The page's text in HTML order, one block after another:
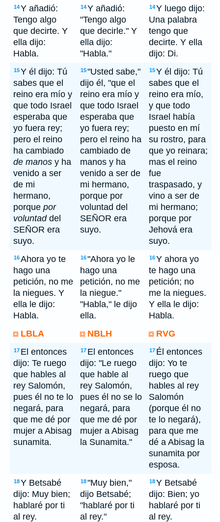
14Y añadió:
Tengo algo
que decirte. Y
ella dijo:
Habla.
14Y añadió:
"Tengo algo
que decirle." Y
ella dijo:
"Habla."
14Y luego dijo:
Una palabra
tengo que
decirte. Y ella
dijo: Di.
15Y él dijo: Tú
sabes que el
reino era mío y
que todo Israel
esperaba que
yo fuera rey;
pero el reino
ha cambiado
de manos y ha
venido a ser
de mi
hermano,
porque por
voluntaddel
SEÑOR era
suyo.
15"Usted sabe,"
dijo él, "que el
reino era mío y
que todo Israel
esperaba que
yo fuera rey;
pero el reino ha
cambiado de
manos y ha
venido a ser de
mi hermano,
porque por
voluntad del
SEÑOR era
suyo.
15Y él dijo: Tú
sabes que el
reino era mío,
y que todo
Israel había
puesto en mí
su rostro, para
que yo reinara;
mas el reino
fue
traspasado, y
vino a ser de
mi hermano;
porque por
Jehová era
suyo.
16Ahora yo te
hago una
petición, no me
la niegues. Y
ella le dijo:
Habla.
16"Ahora yo le
hago una
petición, no me
la niegue."
"Habla," le dijo
ella.
16Y ahora yo
te hago una
petición; no
me la niegues.
Y ella le dijo:
Habla.
LBLA
NBLH RVG
17 El entonces
dijo: Te ruego
que hables al
rey Salomón,
pues él no te lo
negará, para
que me dé por
mujer a Abisag
sunamita.
17 El entonces
dijo: "Le ruego
que hable al
rey Salomón,
pues él no se lo
negará, para
que me dé por
mujer a Abisag
la Sunamita."
17 Él entonces
dijo: Yo te
ruego que
hables al rey
Salomón
(porque él no
te lo negará),
para que me
dé a Abisag la
sunamita por
esposa.
18Y Betsabé
dijo: Muy bien;
hablaré por ti
al rey.
18"Muy bien,"
dijo Betsabé;
"hablaré por ti
al rey."
18Y Betsabé
dijo: Bien; yo
hablaré por ti
al rey.